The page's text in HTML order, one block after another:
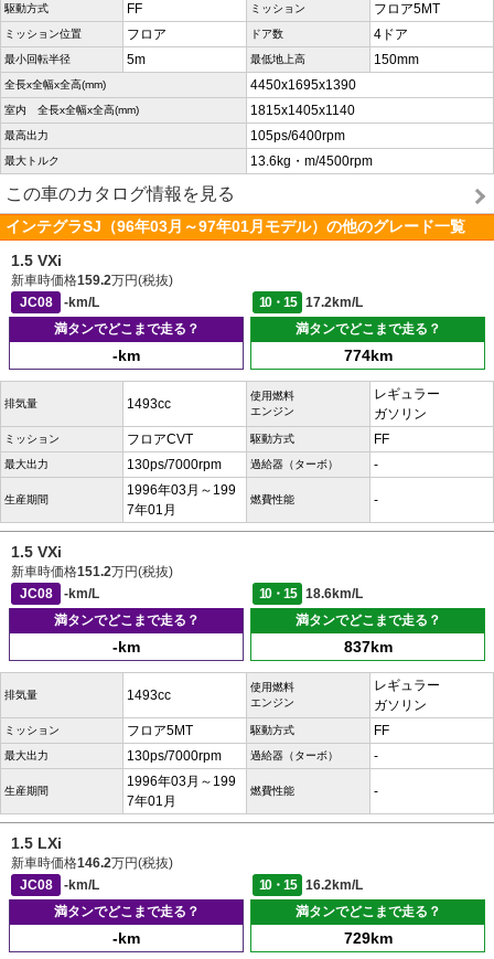
駆動方式 FF ミッション フロア5MT
ミッション位置 フロア ドア数 4ドア
最小回転半径 5m 最低地上高 150mm
全長x全幅x全高(mm) 4450x1695x1390
室内 全長x全幅x全高(mm) 1815x1405x1140
最高出力 105ps/6400rpm
最大トルク 13.6kg・m/4500rpm
この車のカタログ情報を見る
インテグラSJ（96年03月～97年01月モデル）の他のグレード一覧
1.5 VXi
新車時価格159.2万円(税抜)
JC08
-km/L 10・15
17.2km/L
満タンでどこまで走る？
-km
満タンでどこまで走る？
774km
排気量 1493cc
使用燃料
エンジン
レギュラー
ガソリン
ミッション フロアCVT 駆動方式 FF
最大出力 130ps/7000rpm 過給器（ターボ） -
生産期間
1996年03月～199
7年01月
燃費性能 -
1.5 VXi
新車時価格151.2万円(税抜)
JC08
-km/L 10・15
18.6km/L
満タンでどこまで走る？
-km
満タンでどこまで走る？
837km
排気量 1493cc
使用燃料
エンジン
レギュラー
ガソリン
ミッション フロア5MT 駆動方式 FF
最大出力 130ps/7000rpm 過給器（ターボ） -
生産期間
1996年03月～199
7年01月
燃費性能 -
1.5 LXi
新車時価格146.2万円(税抜)
JC08
-km/L 10・15
16.2km/L
満タンでどこまで走る？
-km
満タンでどこまで走る？
729km